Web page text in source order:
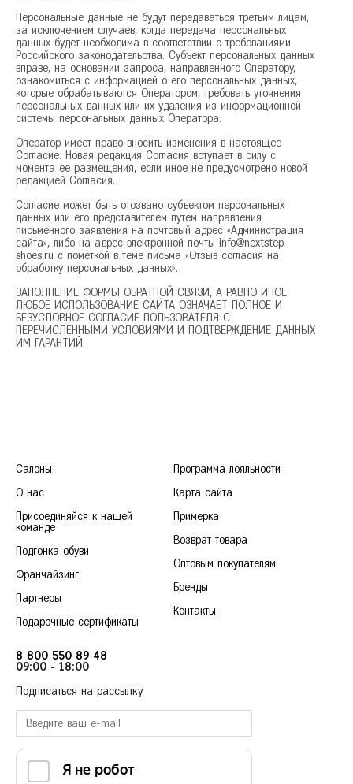
Персональные данные не будут передаваться третьим лицам,
за исключением случаев, когда передача персональных
данных будет необходима в соответствии с требованиями
Российского законодательства. Субъект персональных данных
вправе, на основании запроса, направленного Оператору,
ознакомиться с информацией о его персональных данных,
которые обрабатываются Оператором, требовать уточнения
персональных данных или их удаления из информационной
системы персональных данных Оператора.
Оператор имеет право вносить изменения в настоящее
Согласие. Новая редакция Согласия вступает в силу с
момента ее размещения, если иное не предусмотрено новой
редакцией Согласия.
Согласие может быть отозвано субъектом персональных
данных или его представителем путем направления
письменного заявления на почтовый адрес «Администрация
сайта», либо на адрес электронной почты info@nextstep-
shoes.ru с пометкой в теме письма «Отзыв согласия на
обработку персональных данных».
ЗАПОЛНЕНИЕ ФОРМЫ ОБРАТНОЙ СВЯЗИ, А РАВНО ИНОЕ
ЛЮБОЕ ИСПОЛЬЗОВАНИЕ САЙТА ОЗНАЧАЕТ ПОЛНОЕ И
БЕЗУСЛОВНОЕ СОГЛАСИЕ ПОЛЬЗОВАТЕЛЯ С
ПЕРЕЧИСЛЕННЫМИ УСЛОВИЯМИ И ПОДТВЕРЖДЕНИЕ ДАННЫХ
ИМ ГАРАНТИЙ.
Салоны
О нас
Присоединяйся к нашей
команде
Подгонка обуви
Франчайзинг
Партнеры
Подарочные сертификаты
Программа лояльности
Карта сайта
Примерка
Возврат товара
Оптовым покупателям
Бренды
Контакты
8 800 550 89 48
09:00 - 18:00
Подписаться на рассылку
36 37 38 39 40